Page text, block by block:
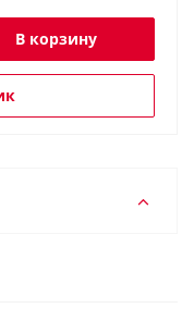
В корзину